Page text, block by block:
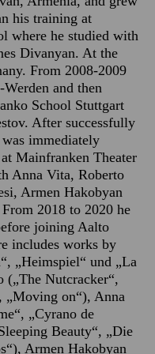
his training at
where he studied with
Divanyan. At the
From 2008-2009
and then
School Stuttgart
After successfully
immediately
Mainfranken Theater
Anna Vita, Roberto
Armen Hakobyan
2018 to 2020 he
joining Aalto
includes works by
„Heimspiel“ und „La
(„The Nutcracker“,
„Moving on“), Anna
„Cyrano de
Beauty“, „Die
Armen Hakobyan